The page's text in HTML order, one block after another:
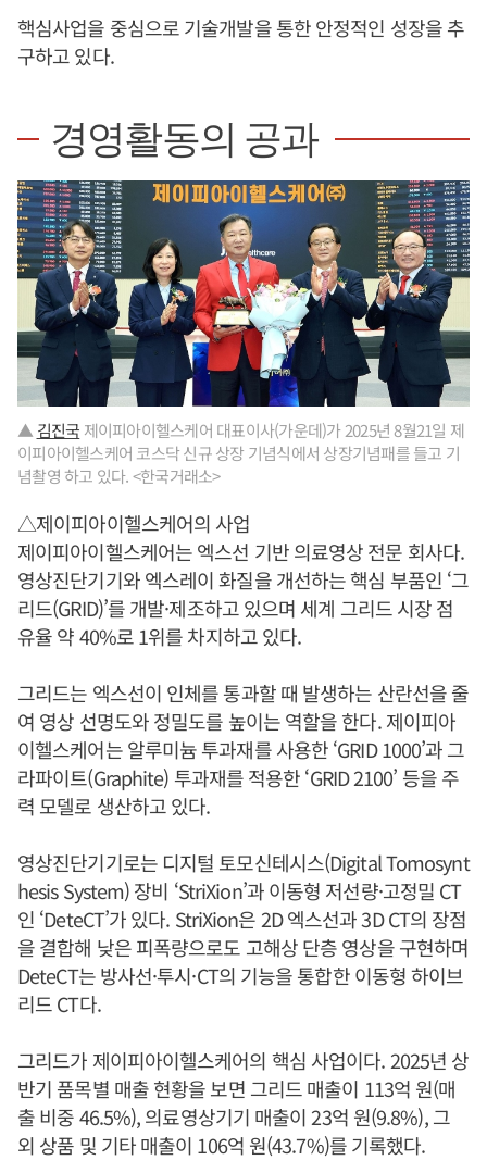
핵심사업을 중심으로 기술개발을 통한 안정적인 성장을 추
구하고 있다.
경영활동의 공과
▲김진국 제이피아이헬스케어 대표이사(가운데)가 2025년 8월21일 제
이피아이헬스케어 코스닥 신규 상장 기념식에서 상장기념패를 들고 기
념촬영 하고 있다. <한국거래소>
△제이피아이헬스케어의 사업
제이피아이헬스케어는 엑스선 기반 의료영상 전문 회사다.
영상진단기기와 엑스레이 화질을 개선하는 핵심 부품인 ‘그
리드(GRID)’를 개발·제조하고 있으며 세계 그리드 시장 점
유율 약 40%로 1위를 차지하고 있다.
그리드는 엑스선이 인체를 통과할 때 발생하는 산란선을 줄
여 영상 선명도와 정밀도를 높이는 역할을 한다. 제이피아
이헬스케어는 알루미늄 투과재를 사용한 ‘GRID 1000’과 그
라파이트(Graphite) 투과재를 적용한 ‘GRID 2100’ 등을 주
력 모델로 생산하고 있다.
영상진단기기로는 디지털 토모신테시스(Digital Tomosynt
hesis System) 장비 ‘StriXion’과 이동형 저선량·고정밀 CT
인 ‘DeteCT’가 있다. StriXion은 2D 엑스선과 3D CT의 장점
을 결합해 낮은 피폭량으로도 고해상 단층 영상을 구현하며
DeteCT는 방사선·투시·CT의 기능을 통합한 이동형 하이브
리드 CT다.
그리드가 제이피아이헬스케어의 핵심 사업이다. 2025년 상
반기 품목별 매출 현황을 보면 그리드 매출이 113억 원(매
출 비중 46.5%), 의료영상기기 매출이 23억 원(9.8%), 그
외 상품 및 기타 매출이 106억 원(43.7%)를 기록했다.